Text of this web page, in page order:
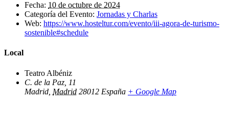
Fecha: 10 de octubre de 2024
Categoría del Evento: Jornadas y Charlas
Web: https://www.hosteltur.com/evento/iii-agora-de-turismo-
sostenible#schedule
Local
Teatro Albéniz
C. de la Paz, 11
Madrid Madrid 28012 España + Google Map